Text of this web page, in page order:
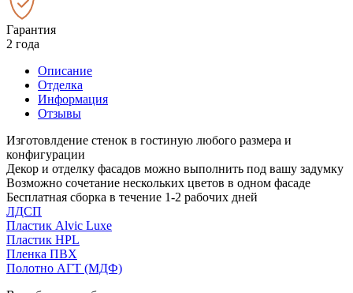
Гарантия
2 года
Описание
Отделка
Информация
Отзывы
Изготовлдение стенок в гостиную любого размера и
конфигурации
Декор и отделку фасадов можно выполнить под вашу задумку
Возможно сочетание нескольких цветов в одном фасаде
Бесплатная сборка в течение 1-2 рабочих дней
ЛДСП
Пластик Alvic Luxe
Пластик HPL
Пленка ПВХ
Полотно АГТ (МДФ)